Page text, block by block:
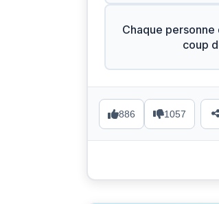
Chaque
coup
886 1057